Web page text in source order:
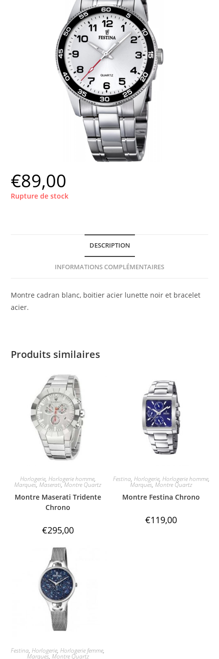
€89,00
Rupture de stock
DESCRIPTION
INFORMATIONS COMPLÉMENTAIRES
Montre cadran blanc, boitier acier lunette noir et bracelet
acier.
Produits similaires
Horlogerie, Horlogerie homme,
Marques,Maserati,Montre Quartz
Montre Maserati Tridente
Chrono
€295,00
Festina, Horlogerie, Horlogerie homme,
Marques,Montre Quartz
Montre Festina Chrono
€119,00
Festina,Horlogerie,Horlogerie femme,
Marques, Montre Quartz